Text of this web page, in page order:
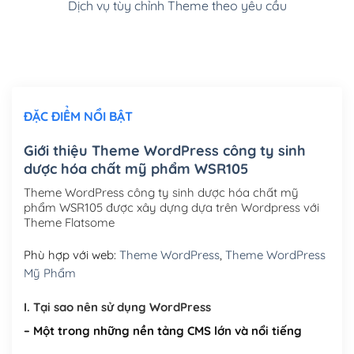
Cài đặt SMTP Mail cho site Wordpress(+100,000₫)
Mua thêm Host + Tên miền
Tên miền quốc tế .com .net .org (1 năm)
(+300,000₫)
Tên miền Việt Nam .vn (1 năm)(+550,000₫)
Hosting 2GB SSD (1 năm)(+450,000₫)
Hosting 5GB SSD (1 năm)
Dịch vụ tùy chỉnh Theme theo yêu cầu
ĐẶC ĐIỂM NỔI BẬT
Giới thiệu Theme WordPress công ty sinh
dược hóa chất mỹ phẩm WSR105
Theme WordPress công ty sinh dược hóa chất mỹ
phẩm WSR105 được xây dựng dựa trên Wordpress với
Theme Flatsome
Phù hợp với web: Theme WordPress, Theme WordPress
Mỹ Phẩm
I. Tại sao nên sử dụng WordPress
– Một trong những nền tảng CMS lớn và nổi tiếng